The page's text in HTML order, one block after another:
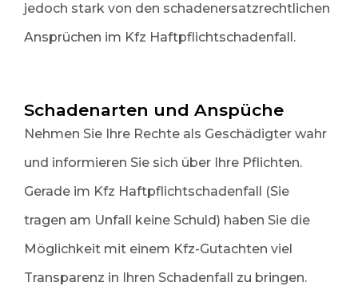
jedoch stark von den schadenersatzrechtlichen
Ansprüchen im Kfz Haftpflichtschadenfall.
Schadenarten und Anspüche
Nehmen Sie Ihre Rechte als Geschädigter wahr
und informieren Sie sich über Ihre Pflichten.
Gerade im Kfz Haftpflichtschadenfall (Sie
tragen am Unfall keine Schuld) haben Sie die
Möglichkeit mit einem Kfz-Gutachten viel
Transparenz in Ihren Schadenfall zu bringen.